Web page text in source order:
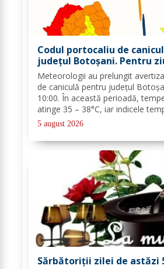
Codul portocaliu de
județul Botoșani. Pentru
sunt prognozate și furtuni
Meteorologii au prelungit
de caniculă pentru județul
10:00. În această perioadă,
atinge 35 – 38°C, iar indicele
va depăși pragul critic de 80 de
rămâne tropicale, cu minime...
5 august 2026
Sărbătoriții zilei de astăzi